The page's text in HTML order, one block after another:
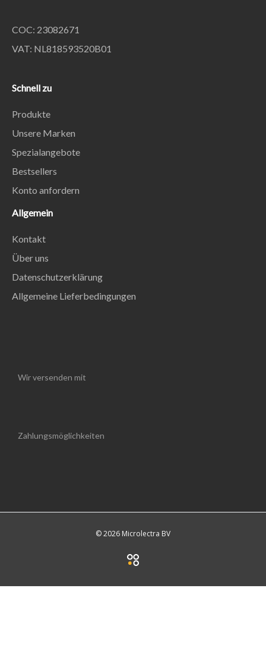
COC: 23082671
VAT: NL818593520B01
Schnell zu
Produkte
Unsere Marken
Spezialangebote
Bestsellers
Konto anfordern
Allgemein
Kontakt
Über uns
Datenschutzerklärung
Allgemeine Lieferbedingungen
Wir versenden mit
Zahlungsmöglichkeiten
© 2026 Microlectra BV